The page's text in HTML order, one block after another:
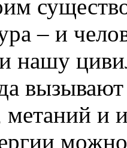
– и
нашу
метаний и